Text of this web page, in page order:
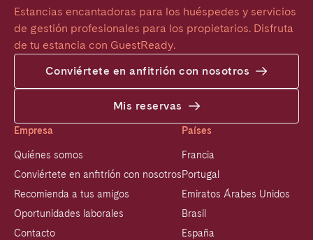
Estancias encantadoras para los huéspedes y servicios
de gestión profesionales para los propietarios. Disfruta
de tu estancia con GuestReady.
Conviértete en anfitrión con nosotros
Mis reservas
Empresa
Quiénes somos
Conviértete en anfitrión con nosotros
Recomienda a tus amigos
Oportunidades laborales
Contacto
Países
Francia
Portugal
Emiratos Árabes Unidos
Brasil
España